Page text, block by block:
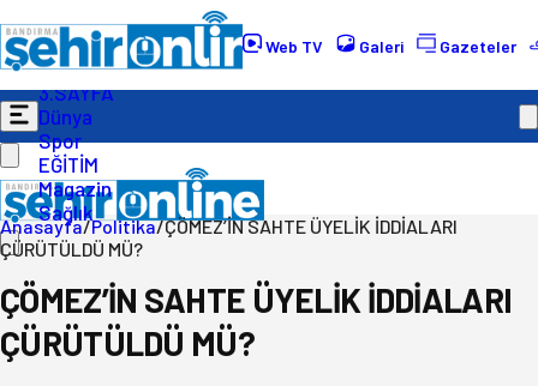
Web TV Galeri Gazeteler
Gündem
Ekonomi
Politika
3.SAYFA
Dünya
Spor
EĞİTİM
Magazin
Sağlık
Anasayfa/Politika/ÇÖMEZ’İN SAHTE ÜYELİK İDDİALARI
ÇÜRÜTÜLDÜ MÜ?
ÇÖMEZ’İN SAHTE ÜYELİK İDDİALARI
ÇÜRÜTÜLDÜ MÜ?